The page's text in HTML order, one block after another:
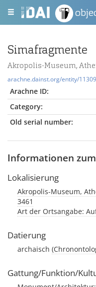
Simafragmente
Akropolis-Museum,
arachne.dainst.org/entity/
Arachne ID:
Category:
Old serial number:
Informationen
Lokalisierung
Akropolis-Museum,
3461
Art der Ortsangabe:
Datierung
archaisch
Gattung/Funktion/